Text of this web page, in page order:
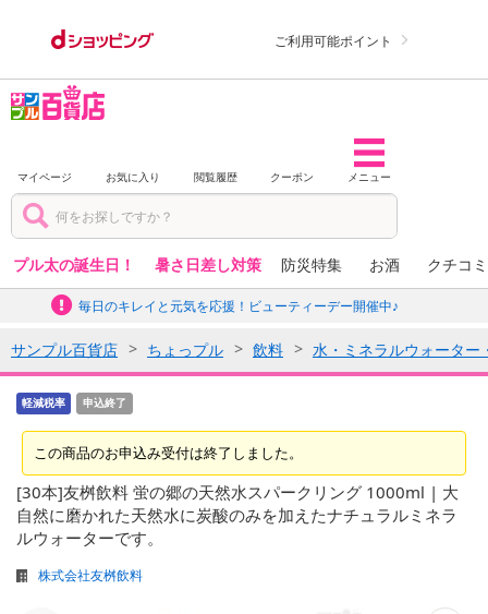
ご利用可能ポイント
マイページ お気に入り 閲覧履歴 クーポン メニュー
プル太の誕生日！ 暑さ日差し対策 防災特集 お酒 クチコ
毎日のキレイと元気を応援！ビューティーデー開催中♪
サンプル百貨店 ちょっプル 飲料 水・ミネラルウォーター
軽減税率 申込終了
この商品のお申込み受付は終了しました。
[30本]友桝飲料 蛍の郷の天然水スパークリング 1000ml | 大
自然に磨かれた天然水に炭酸のみを加えたナチュラルミネラ
ルウォーターです。
株式会社友桝飲料